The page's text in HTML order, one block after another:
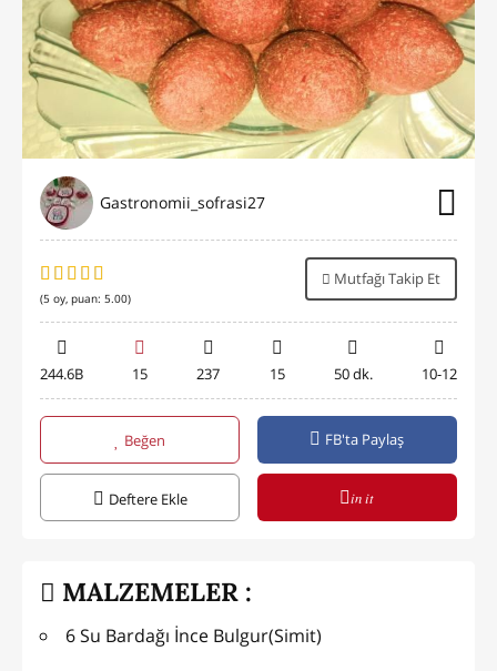
Gastronomii_sofrasi27
(5 oy, puan: 5.00)
Mutfağı Takip Et
244.6B 15 237 15 50 dk. 10-12
Beğen FB'ta Paylaş
Deftere Ekle in it
MALZEMELER :
6 Su Bardağı İnce Bulgur(Simit)